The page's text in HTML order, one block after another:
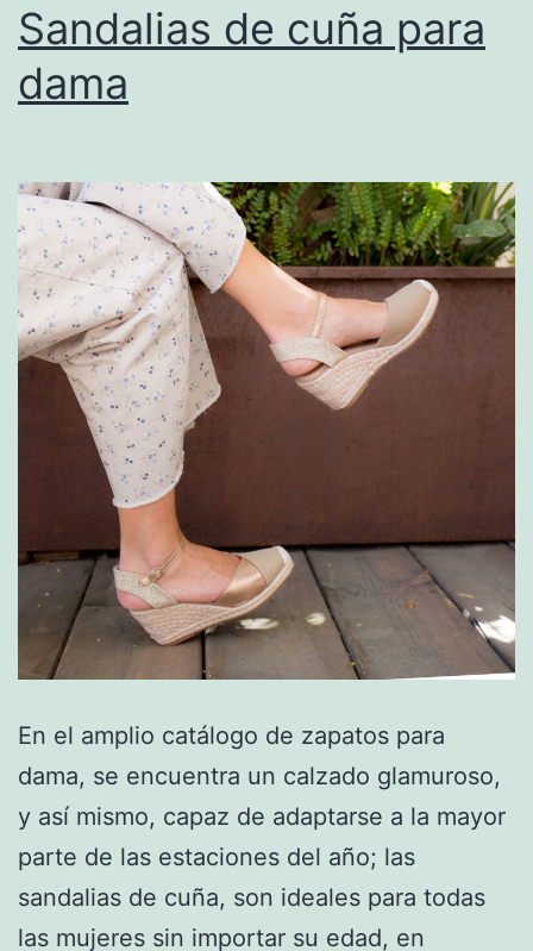
Sandalias de cuña para
dama
En el amplio catálogo de zapatos para
dama, se encuentra un calzado glamuroso,
y así mismo, capaz de adaptarse a la mayor
parte de las estaciones del año; las
sandalias de cuña, son ideales para todas
las mujeres sin importar su edad, en